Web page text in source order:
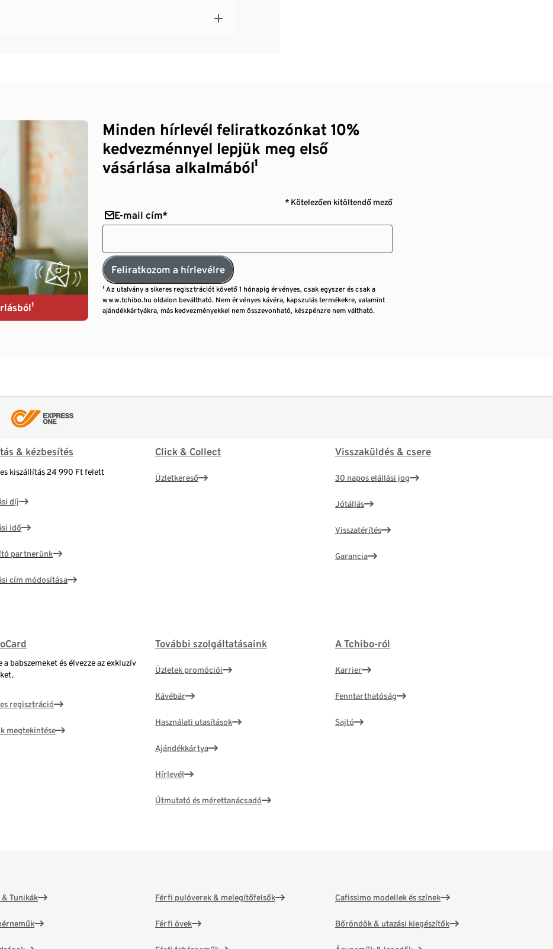
Minden hírlevél feliratkozónkat 10%
kedvezménnyel lepjük meg első
vásárlása alkalmából¹
* Kötelezően kitöltendő mező
E-mail cím*
Feliratkozom a hírlevélre
¹ Az utalvány a sikeres regisztrációt követő 1 hónapig érvényes, csak egyszer és csak a
www.tchibo.hu oldalon beváltható. Nem érvényes kávéra, kapszulás termékekre, valamint
ajándékkártyákra, más kedvezményekkel nem összevonható, készpénzre nem váltható.
& kézbesítés
kiszállítás 24 990 Ft felett
díj
idő
partnerünk
cím módosítása
Click & Collect
Üzletkereső
Visszaküldés & csere
30 napos elállási jog
Jótállás
Visszatérítés
Garancia
a babszemeket és élvezze az exkluzív
regisztráció
megtekintése
További szolgáltatásaink
Üzletek promóciói
Kávébár
Használati utasítások
Ajándékkártya
Hírlevél
Útmutató és mérettanácsadó
A Tchibo-ról
Karrier
Fenntarthatóság
Sajtó
& Tunikák Férfi pulóverek & melegítőfelsők
Férfi övek
Cafissimo modellek és színek
Bőröndök & utazási kiegészítők